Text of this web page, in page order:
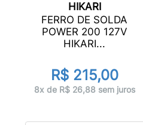
HIKARI
FERRO DE SOLDA
POWER 200 127V
HIKARI...
R$ 215,00
8x de R$ 26,88 sem juros